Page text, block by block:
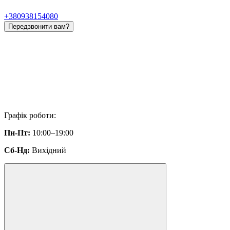
+380938154080
Передзвонити вам?
Графік роботи:
Пн-Пт: 10:00–19:00
Сб-Нд: Вихідний